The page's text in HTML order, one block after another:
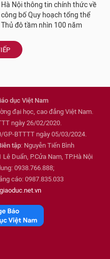
Hà Nội thông tin chính thức về
công bố Quy hoạch tổng thể
Thủ đô tầm nhìn 100 năm
dục Việt Nam
đại học, cao đẳng Việt Nam.
ngày 26/02/2020.
GP-BTTTT ngày 05/03/2024.
tập: Nguyễn Tiến Bình
Duẩn, P.Cửa Nam, TP.Hà Nội
0938.766.888;
cáo: 0987.835.033